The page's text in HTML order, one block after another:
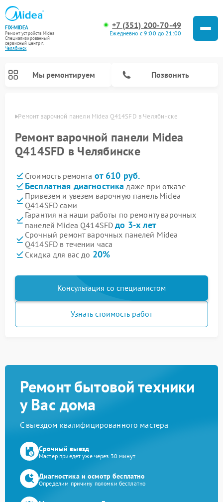
FIX-MIDEA
Ремонт устройств Midea
Специализированный
cервисный центр г.
Челябинск
+7 (351) 200-70-49
Ежедневно с 9:00 до 21:00
Мы ремонтируем Позвонить
Ремонт варочной панели Midea Q414SFD в Челябинске
Ремонт варочной панели Midea
Q414SFD в Челябинске
Стоимость ремонта от 610 руб.
Бесплатная диагностика даже при отказе
Привезем и увезем варочную панель Midea
Q414SFD сами
Гарантия на наши работы по ремонту варочных
панелей Midea Q414SFDдо 3-х лет
Срочный ремонт варочных панелей Midea
Q414SFD в течении часа
Скидка для вас до 20%
Консультация со специалистом
Узнать стоимость работ
Ремонт бытовой техники
у Вас дома
С выездом квалифицированного мастера
Срочный выезд
Мастер приедет уже через 30 минут
Диагностика и осмотр бесплатно
Определим причину поломки бесплатно